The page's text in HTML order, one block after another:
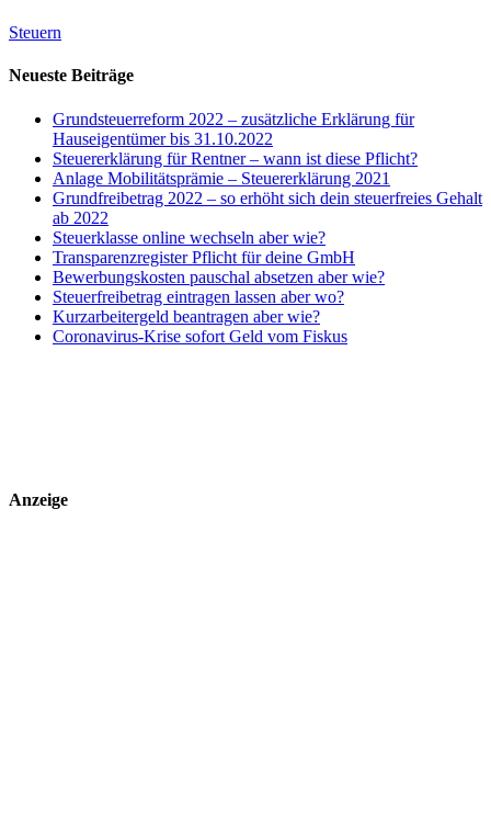
Steuern
Neueste Beiträge
Grundsteuerreform 2022 – zusätzliche Erklärung für
Hauseigentümer bis 31.10.2022
Steuererklärung für Rentner – wann ist diese Pflicht?
Anlage Mobilitätsprämie – Steuererklärung 2021
Grundfreibetrag 2022 – so erhöht sich dein steuerfreies Gehalt
ab 2022
Steuerklasse online wechseln aber wie?
Transparenzregister Pflicht für deine GmbH
Bewerbungskosten pauschal absetzen aber wie?
Steuerfreibetrag eintragen lassen aber wo?
Kurzarbeitergeld beantragen aber wie?
Coronavirus-Krise sofort Geld vom Fiskus
Anzeige